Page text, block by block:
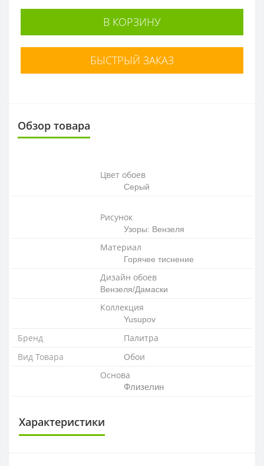
В КОРЗИНУ
БЫСТРЫЙ ЗАКАЗ
Обзор товара
Цвет обоев
Серый
Рисунок
Узоры: Вензеля
Материал
Горячее тиснение
Дизайн обоев
Вензеля/Дамаски
Коллекция
Yusupov
Бренд
Палитра
Вид Товара
Обои
Основа
Флизелин
Характеристики